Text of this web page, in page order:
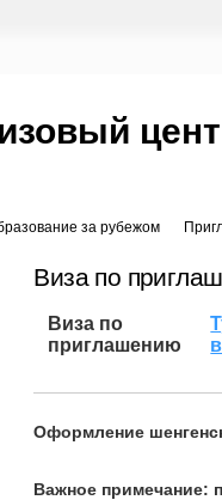
за рубежом
Виза по
Виза по
приглашению
Оформление
Важное примечание: